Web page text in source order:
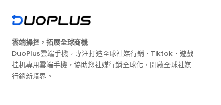
雲端操控，拓展全球商機
DuoPlus雲端手機，專注打造全球社媒行銷、Tiktok、遊戲
挂机專用雲端手機，協助您社媒行銷全球化，開啟全球社媒
行銷新境界。